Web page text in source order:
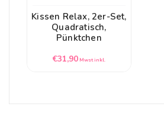
Kissen Relax, 2er-Set,
Quadratisch,
Pünktchen
Normaler
€31,90 Mwst inkl.